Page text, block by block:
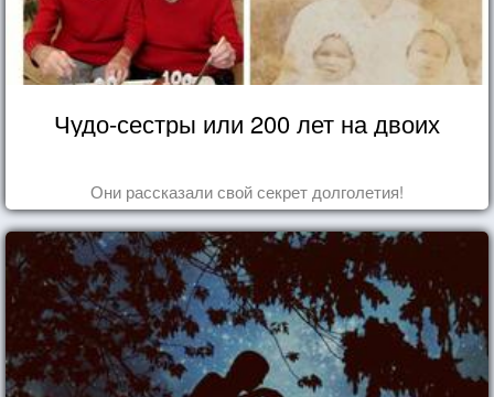
Чудо-сестры или 200 лет на двоих
Они рассказали свой секрет долголетия!